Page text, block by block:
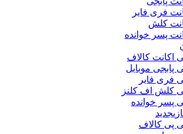
فری فایر
کلش
پسر خوانده
اکانت کالاف
پابجی موبایل
فری فایر
کلش اف کلنز
پسر خوانده
جدید
پی کالاف